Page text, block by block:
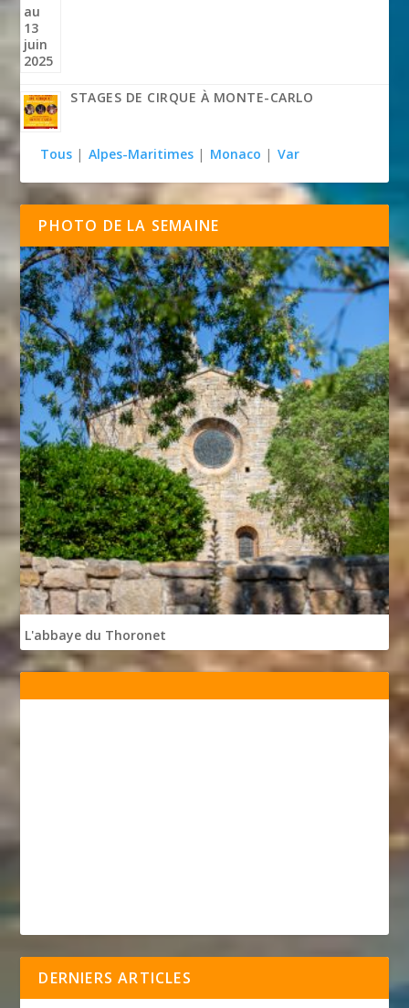
STAGES DE CIRQUE À MONTE-CARLO
Tous | Alpes-Maritimes | Monaco | Var
PHOTO DE LA SEMAINE
L'abbaye du Thoronet
DERNIERS ARTICLES